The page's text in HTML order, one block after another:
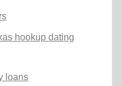
hookup dating
loans